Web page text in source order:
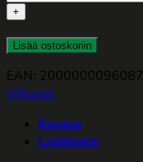
määrä
Lisää ostoskoriin
EAN: 2000000096087
Viikunat
Kuvaus
Lisätiedot